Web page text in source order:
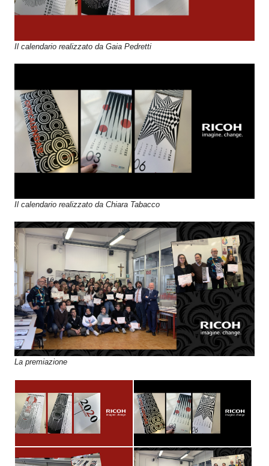
Il calendario realizzato da Gaia Pedretti
Il calendario realizzato da Chiara Tabacco
La premiazione